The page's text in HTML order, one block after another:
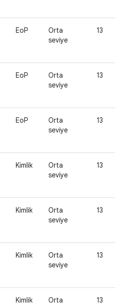
EoP
Orta
seviye
13
EoP
Orta
seviye
13
EoP
Orta
seviye
13
Kimlik
Orta
seviye
13
Kimlik
Orta
seviye
13
Kimlik
Orta
seviye
13
Kimlik
Orta
13